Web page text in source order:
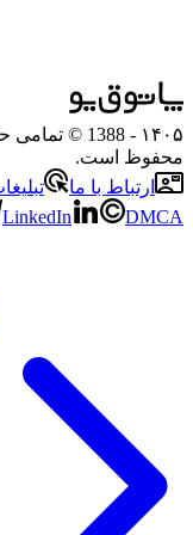
۱۴۰۵
- 1388 ©
محفوظ است.
ارتباط با ما
LinkedIn DMCA